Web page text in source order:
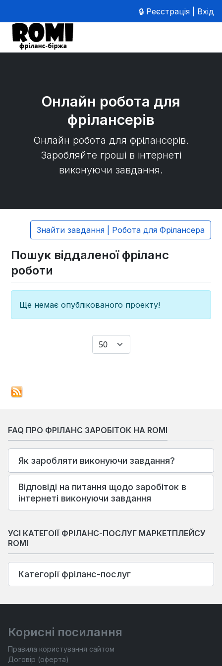
🔒 Реєстрація | Вхід
Онлайн робота для
фрілансерів
Онлайн робота для фрілансерів.
Заробляйте гроші в інтернеті
виконуючи завдання.
Знайти завдання | Робота для Фрілансера
Пошук віддаленої фріланс
роботи
Ще немає опублікованого проекту!
Показувати
FAQ ПРО ФРІЛАНС ЗАРОБІТОК НА ROMI
Як заробляти виконуючи завдання?
Відповіді на питання щодо заробіток в
інтернеті виконуючи завдання
УСІ КАТЕГОІЇ ФРІЛАНС-ПОСЛУГ МАРКЕТПЛЕЙСУ
ROMI
Категорії фріланс-послуг
Корисні посилання
Правила користування сайтом
Договір (оферта)